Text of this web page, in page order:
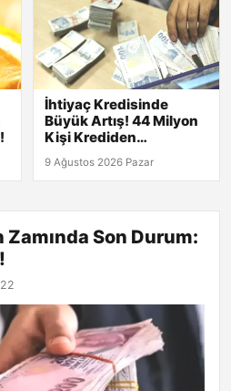
İhtiyaç Kredisinde
Büyük Artış! 44 Milyon
Kişi Krediden
Yararlanıyor
9 Ağustos 2026 Pazar
Son Durum: